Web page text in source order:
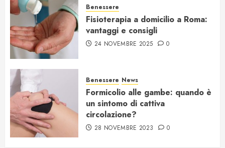
Benessere
Fisioterapia a domicilio a Roma:
vantaggi e consigli
24 NOVEMBRE 2025 0
Benessere News
Formicolio alle gambe: quando è
un sintomo di cattiva
circolazione?
28 NOVEMBRE 2023 0